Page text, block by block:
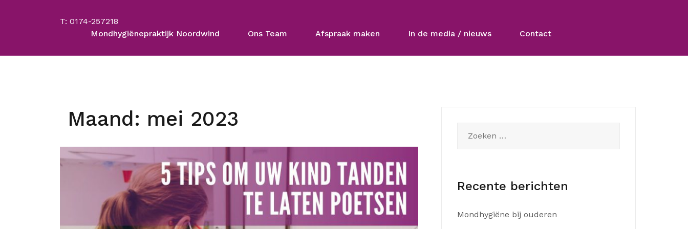
T: 0174-257218
Mondhygiënepraktijk Noordwind
Ons Team Afspraak maken In de media / nieuws Contact
Maand: mei 2023
naar:
Recente berichten
Mondhygiëne bij ouderen